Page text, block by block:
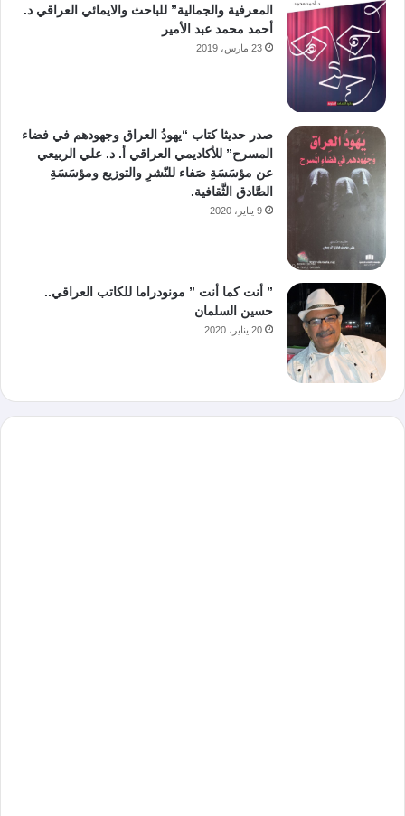
المعرفية والجمالية” للباحث والايمائي العراقي د.
أحمد محمد عبد الأمير
23 مارس، 2019
صدر حديثا كتاب “يهودُ العراق وجهودهم في فضاء
المسرح” للأكاديمي العراقي أ. د. علي الربيعي
عن مؤسَسَةِ صَفاء للنّشرِ والتوزيع ومؤسَسَةِ
الصَّادق الثَّقافية.
9 يناير، 2020
” أنت كما أنت ” مونودراما للكاتب العراقي..
حسين السلمان
20 يناير، 2020